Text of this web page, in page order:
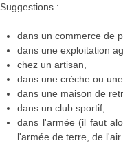
Suggestions :
dans un commerce de
dans une exploitation
chez un artisan,
dans une crèche ou
dans une maison de
dans un club sportif,
dans l'armée (il faut
l'armée de terre, de l'air